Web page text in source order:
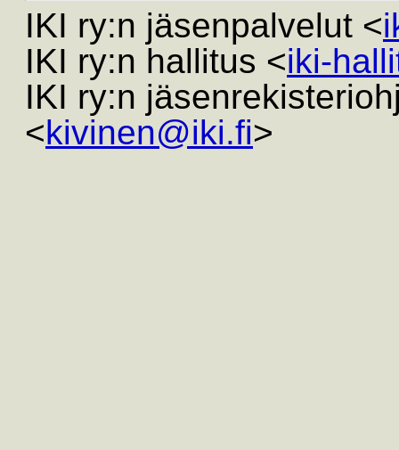
IKI ry:n jäsenpalvelut <
IKI ry:n hallitus <iki-
IKI ry:n
<kivinen@iki.fi>